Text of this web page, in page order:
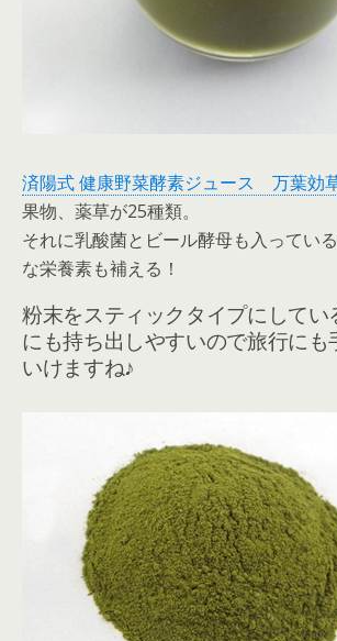
済陽式 健康野菜酵素ジュース 万葉効
果物、薬草が25種類。
それに乳酸菌とビール酵母も入ってい
な栄養素も補える！
粉末をスティックタイプにしてい
にも持ち出しやすいので旅行にも
いけますね♪